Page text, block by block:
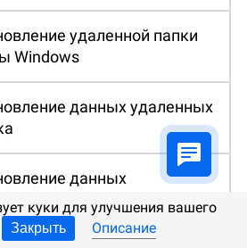
удаленной папки
Windows
данных удаленных
данных
телефона Android
куки для улучшения вашего
Закрыть Описание